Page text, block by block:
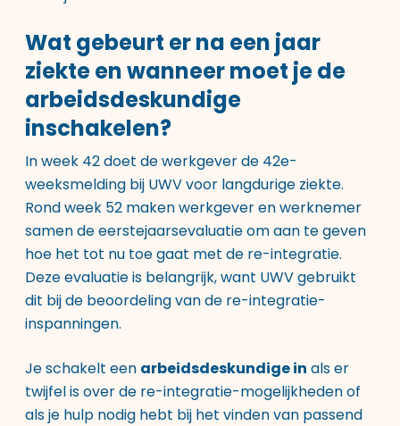
Wat gebeurt er na een jaar
ziekte en wanneer moet je de
arbeidsdeskundige
inschakelen?
In week 42 doet de werkgever de 42e-
weeksmelding bij UWV voor langdurige ziekte.
Rond week 52 maken werkgever en werknemer
samen de eerstejaarsevaluatie om aan te geven
hoe het tot nu toe gaat met de re-integratie.
Deze evaluatie is belangrijk, want UWV gebruikt
dit bij de beoordeling van de re-integratie-
inspanningen.
Je schakelt een arbeidsdeskundige in als er
twijfel is over de re-integratie-mogelijkheden of
als je hulp nodig hebt bij het vinden van passend